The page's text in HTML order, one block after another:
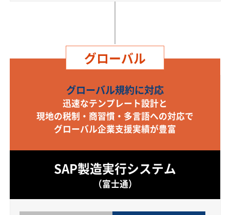
グローバル
グローバル規約に対応
迅速なテンプレート設計と
現地の税制・商習慣・多言語への対応で
グローバル企業支援実績が豊富
SAP製造実行システム
（富士通）